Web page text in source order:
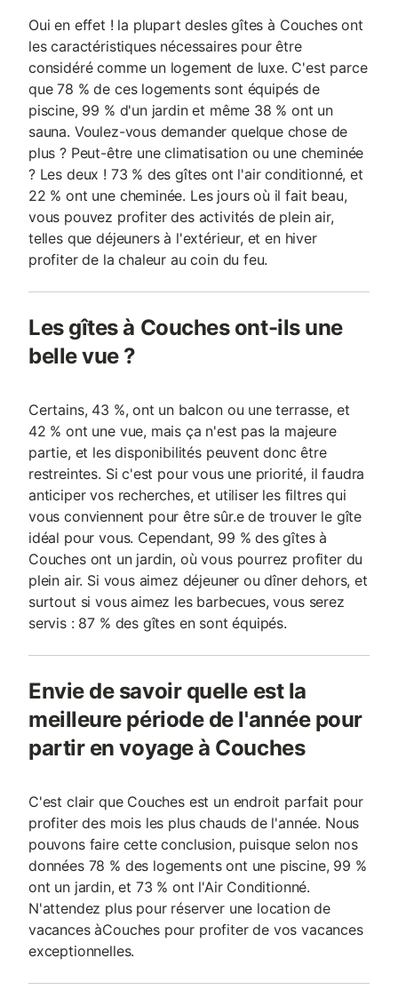
Oui en effet ! la plupart desles gîtes à Couches ont
les caractéristiques nécessaires pour être
considéré comme un logement de luxe. C'est parce
que 78 % de ces logements sont équipés de
piscine, 99 % d'un jardin et même 38 % ont un
sauna. Voulez-vous demander quelque chose de
plus ? Peut-être une climatisation ou une cheminée
? Les deux ! 73 % des gîtes ont l'air conditionné, et
22 % ont une cheminée. Les jours où il fait beau,
vous pouvez profiter des activités de plein air,
telles que déjeuners à l'extérieur, et en hiver
profiter de la chaleur au coin du feu.
Les gîtes à Couches ont-ils une
belle vue ?
Certains, 43 %, ont un balcon ou une terrasse, et
42 % ont une vue, mais ça n'est pas la majeure
partie, et les disponibilités peuvent donc être
restreintes. Si c'est pour vous une priorité, il faudra
anticiper vos recherches, et utiliser les filtres qui
vous conviennent pour être sûr.e de trouver le gîte
idéal pour vous. Cependant, 99 % des gîtes à
Couches ont un jardin, où vous pourrez profiter du
plein air. Si vous aimez déjeuner ou dîner dehors, et
surtout si vous aimez les barbecues, vous serez
servis : 87 % des gîtes en sont équipés.
Envie de savoir quelle est la
meilleure période de l'année pour
partir en voyage à Couches
C'est clair que Couches est un endroit parfait pour
profiter des mois les plus chauds de l'année. Nous
pouvons faire cette conclusion, puisque selon nos
données 78 % des logements ont une piscine, 99 %
ont un jardin, et 73 % ont l'Air Conditionné.
N'attendez plus pour réserver une location de
vacances àCouches pour profiter de vos vacances
exceptionnelles.